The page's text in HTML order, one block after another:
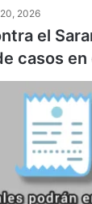
2026
el
casos